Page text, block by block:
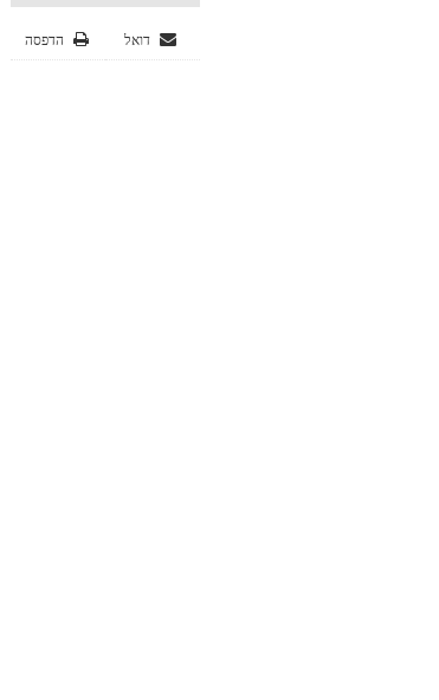
הדפסה דואל